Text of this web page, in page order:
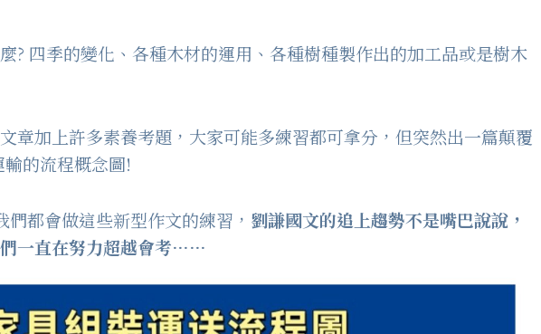
? 四季的變化、各種木材的運用、各種樹種製作出的加工品或是樹木
章加上許多素養考題，大家可能多練習都可拿分，但突然出一篇顛覆
的流程概念圖!
都會做這些新型作文的練習， 劉謙國文的追上趨勢不是嘴巴說說，
一直在努力超越會考……